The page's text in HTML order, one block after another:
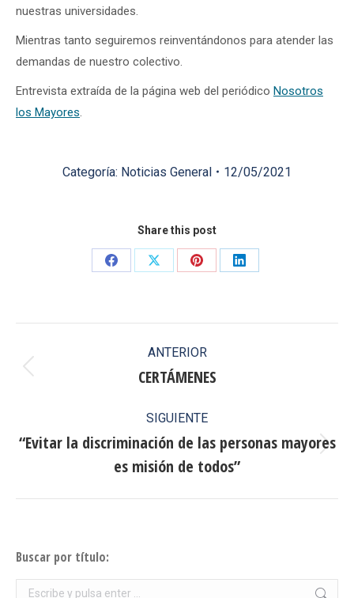
nuestras universidades.
Mientras tanto seguiremos reinventándonos para atender las
demandas de nuestro colectivo.
Entrevista extraída de la página web del periódico Nosotros
los Mayores.
Categoría: Noticias General 12/05/2021
Share this post
Share
Share
Share
Share
entre
publicaciones
ANTERIOR
Publicación
CERTÁMENES
SIGUIENTE
Publicación
siguiente:
“Evitar la discriminación de las personas mayores
es misión de todos”
Buscar por título:
Buscar: